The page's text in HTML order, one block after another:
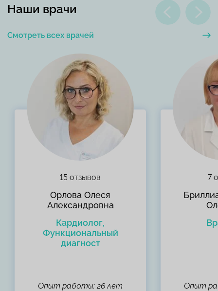
Смотреть всех врачей
Наши врачи
15 отзывов
Орлова Олеся
Александровна
Кардиолог,
Функциональный
диагност
Опыт работы: 26 лет
7
Опыт